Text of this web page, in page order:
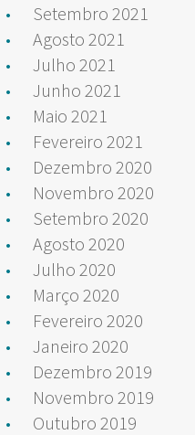
Setembro 2021
Agosto 2021
Julho 2021
Junho 2021
Maio 2021
Fevereiro 2021
Dezembro 2020
Novembro 2020
Setembro 2020
Agosto 2020
Julho 2020
Março 2020
Fevereiro 2020
Janeiro 2020
Dezembro 2019
Novembro 2019
Outubro 2019